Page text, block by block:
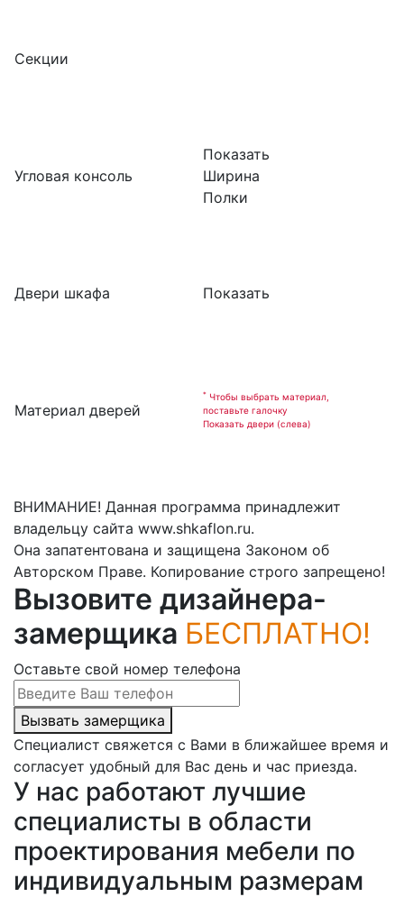
Секции
Угловая консоль
Двери шкафа
Материал дверей
Показать
Ширина
Полки
Показать
* Чтобы выбрать материал,
поставьте галочку
Показать двери (слева)
ВНИМАНИЕ! Данная программа принадлежит
владельцу сайта www.shkaflon.ru.
Она запатентована и защищена Законом об
Авторском Праве. Копирование строго запрещено!
Вызовите дизайнера-
замерщика БЕСПЛАТНО!
Оставьте свой номер телефона
Вызвать замерщика
Специалист свяжется с Вами в ближайшее время и
согласует удобный для Вас день и час приезда.
У нас работают лучшие
специалисты в области
проектирования мебели по
индивидуальным размерам